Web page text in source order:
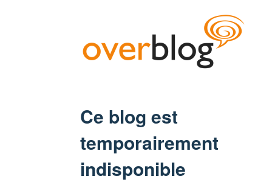
Ce blog est
temporairement
indisponible